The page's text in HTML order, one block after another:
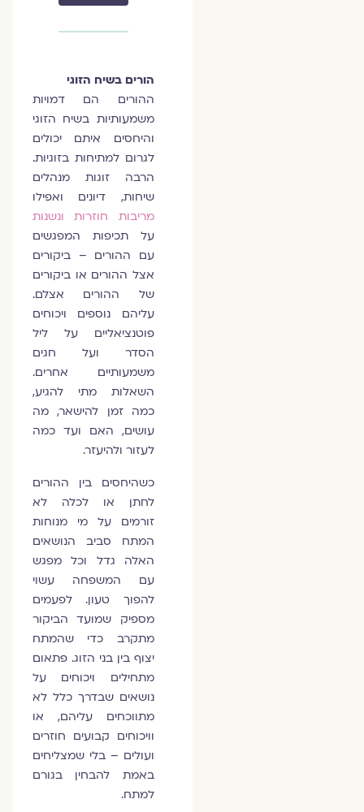
הורים בשיח הזוגי
ההורים הם דמויות
משמעותיות בשיח הזוגי
והיחסים איתם יכולים
לגרום למתיחות בזוגיות.
הרבה זוגות מנהלים
שיחות, דיונים ואפילו
מריבות חוזרות ונשנות
על תכיפות המפגשים
עם ההורים – ביקורים
אצל ההורים או ביקורים
של ההורים אצלם.
עליהם נוספים ויכוחים
פוטנציאליים על ליל
הסדר ועל חגים
משמעותיים אחרים.
השאלות מתי להגיע,
כמה זמן להישאר, מה
עושים, האם ועד כמה
לעזור ולהיעזר.
כשהיחסים בין ההורים
לחתן או לכלה לא
זורמים על מי מנוחות
המתח סביב הנושאים
האלה גדל וכל מפגש
עם המשפחה עשוי
להפוך טעון. לפעמים
מספיק שמועד הביקור
מתקרב כדי שהמתח
יצוף בין בני הזוג. פתאום
מתחילים ויכוחים על
נושאים שבדרך כלל לא
מתווכחים עליהם, או
וויכוחים קבועים חוזרים
ועולים – בלי שמצליחים
באמת להבחין בגורם
למתח.